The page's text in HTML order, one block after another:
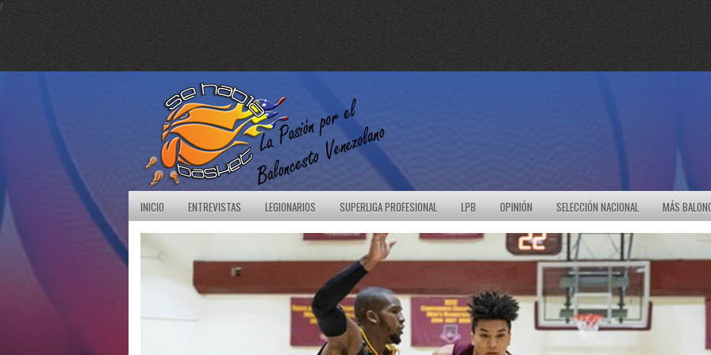
r
INICIO ENTREVISTAS LEGIONARIOS SUPERLIGA PROFESIONAL LPB OPINIÓN SELECCIÓN NACIONAL MÁS